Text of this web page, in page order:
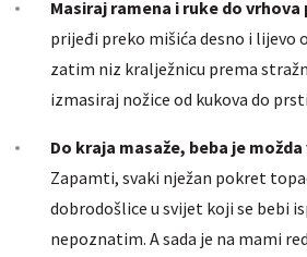
Masiraj ramena i ruke do vrhova
prijeđi preko mišića desno i lijevo
zatim niz kralježnicu prema
izmasiraj nožice od kukova do
Do kraja masaže, beba je
Zapamti, svaki nježan pokret
dobrodošlice u svijet koji se bebi
nepoznatim. A sada je na mami